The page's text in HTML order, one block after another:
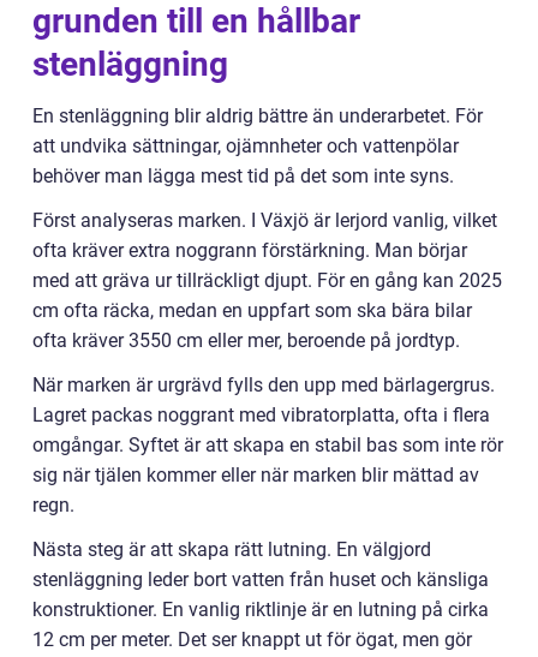
grunden till en hållbar
stenläggning
En stenläggning blir aldrig bättre än underarbetet. För
att undvika sättningar, ojämnheter och vattenpölar
behöver man lägga mest tid på det som inte syns.
Först analyseras marken. I Växjö är lerjord vanlig, vilket
ofta kräver extra noggrann förstärkning. Man börjar
med att gräva ur tillräckligt djupt. För en gång kan 2025
cm ofta räcka, medan en uppfart som ska bära bilar
ofta kräver 3550 cm eller mer, beroende på jordtyp.
När marken är urgrävd fylls den upp med bärlagergrus.
Lagret packas noggrant med vibratorplatta, ofta i flera
omgångar. Syftet är att skapa en stabil bas som inte rör
sig när tjälen kommer eller när marken blir mättad av
regn.
Nästa steg är att skapa rätt lutning. En välgjord
stenläggning leder bort vatten från huset och känsliga
konstruktioner. En vanlig riktlinje är en lutning på cirka
12 cm per meter. Det ser knappt ut för ögat, men gör